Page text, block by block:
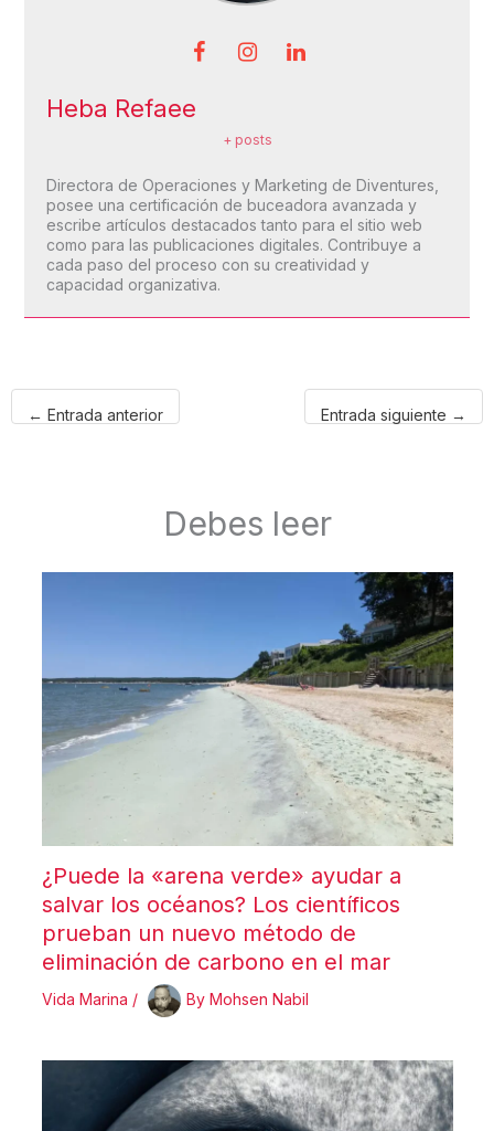
Heba Refaee
+ posts
Directora de Operaciones y Marketing de Diventures,
posee una certificación de buceadora avanzada y
escribe artículos destacados tanto para el sitio web
como para las publicaciones digitales. Contribuye a
cada paso del proceso con su creatividad y
capacidad organizativa.
← Entrada anterior Entrada siguiente →
Debes leer
¿Puede la «arena verde» ayudar a
salvar los océanos? Los científicos
prueban un nuevo método de
eliminación de carbono en el mar
Vida Marina / By Mohsen Nabil